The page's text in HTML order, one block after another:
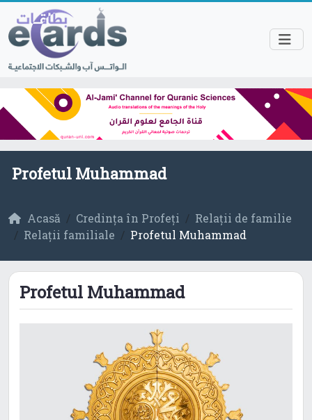
Profetul Muhammad
Acasă Credința în Profeți
Relații de familie
Relații familiale
Profetul Muhammad
Profetul Muhammad